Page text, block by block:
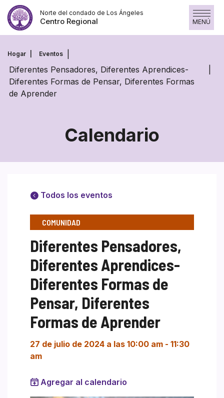
Saltar
contenido
Norte del condado de Los Ángeles
Centro Regional MENÚ
Hogar Eventos
Diferentes Pensadores, Diferentes Aprendices-
Diferentes Formas de Pensar, Diferentes Formas
de Aprender
Calendario
Todos los eventos
COMUNIDAD
Diferentes Pensadores,
Diferentes Aprendices-
Diferentes Formas de
Pensar, Diferentes
Formas de Aprender
27 de julio de 2024 a las 10:00 am - 11:30
am
Agregar al calendario